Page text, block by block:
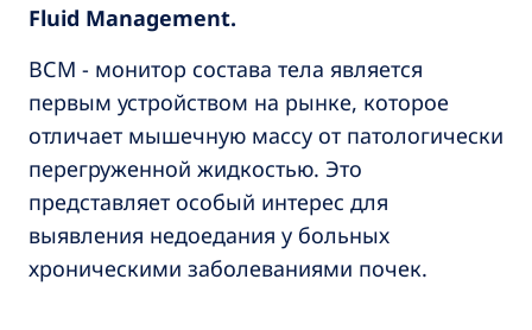
Fluid Management.
ВСМ - монитор состава тела является
первым устройством на рынке, которое
отличает мышечную массу от патологически
перегруженной жидкостью. Это
представляет особый интерес для
выявления недоедания у больных
хроническими заболеваниями почек.